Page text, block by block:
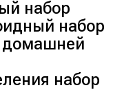
набор
набор
домашней
набор